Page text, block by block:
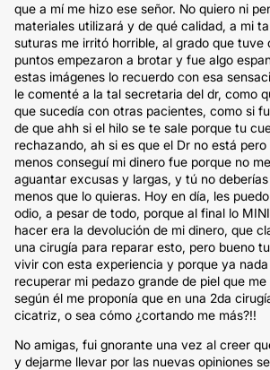
que a mí me hizo ese señor. No quiero ni
materiales utilizará y de qué calidad, a mi
suturas me irritó horrible, al grado que tuve
puntos empezaron a brotar y fue algo
estas imágenes lo recuerdo con esa
le comenté a la tal secretaria del dr, como
que sucedía con otras pacientes, como si
de que ahh si el hilo se te sale porque tu
rechazando, ah si es que el Dr no está
menos conseguí mi dinero fue porque no
aguantar excusas y largas, y tú no
menos que lo quieras. Hoy en día, les
odio, a pesar de todo, porque al final lo
hacer era la devolución de mi dinero, que
una cirugía para reparar esto, pero bueno
vivir con esta experiencia y porque ya
recuperar mi pedazo grande de piel que
según él me proponía que en una 2da
cicatriz, o sea cómo ¿cortando me más?!!
No amigas, fui gnorante una vez al creer
y dejarme llevar por las nuevas opiniones